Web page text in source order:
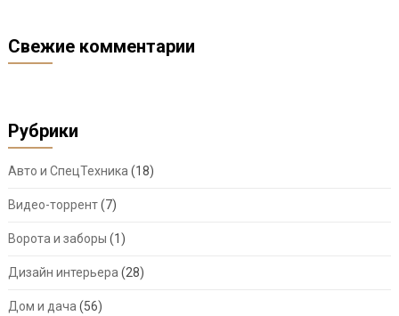
Свежие комментарии
Рубрики
Авто и СпецТехника (18)
Видео-торрент(7)
Ворота и заборы (1)
Дизайн интерьера (28)
Дом и дача (56)